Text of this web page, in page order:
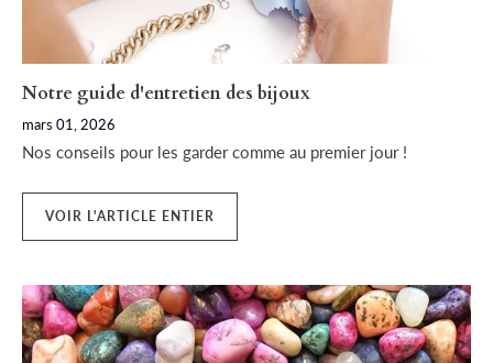
Notre guide d'entretien des bijoux
mars 01, 2026
Nos conseils pour les garder comme au premier jour !
VOIR L'ARTICLE ENTIER